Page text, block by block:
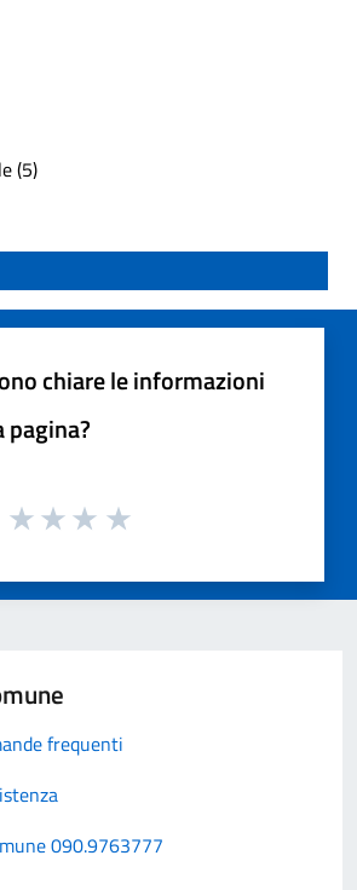
(5)
chiare le informazioni
pagina?
frequenti
090.9763777